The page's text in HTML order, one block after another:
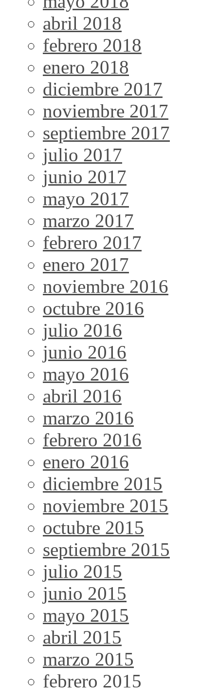
abril 2018
febrero 2018
enero 2018
diciembre 2017
noviembre 2017
septiembre 2017
julio 2017
junio 2017
mayo 2017
marzo 2017
febrero 2017
enero 2017
noviembre 2016
octubre 2016
julio 2016
junio 2016
mayo 2016
abril 2016
marzo 2016
febrero 2016
enero 2016
diciembre 2015
noviembre 2015
octubre 2015
septiembre 2015
julio 2015
junio 2015
mayo 2015
abril 2015
marzo 2015
febrero 2015